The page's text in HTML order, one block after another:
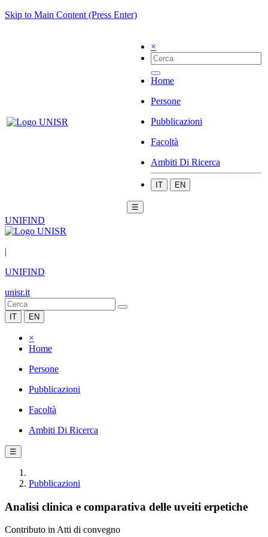
Skip to Main Content (Press Enter)
×
Home
Persone
Pubblicazioni
Facoltà
Ambiti Di Ricerca
IT EN
☰
UNIFIND
|
UNIFIND
unisr.it
IT EN
×
Home
Persone
Pubblicazioni
Facoltà
Ambiti Di Ricerca
☰
Pubblicazioni
Analisi clinica e comparativa delle uveiti erpetiche
Contributo in Atti di convegno